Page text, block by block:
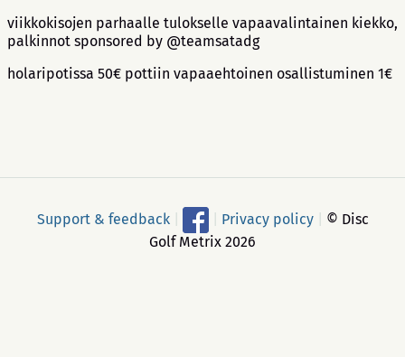
viikkokisojen parhaalle tulokselle vapaavalintainen kiekko,
palkinnot sponsored by @teamsatadg
holaripotissa 50€ pottiin vapaaehtoinen osallistuminen 1€
Support & feedback Privacy policy
© Disc
Golf Metrix 2026